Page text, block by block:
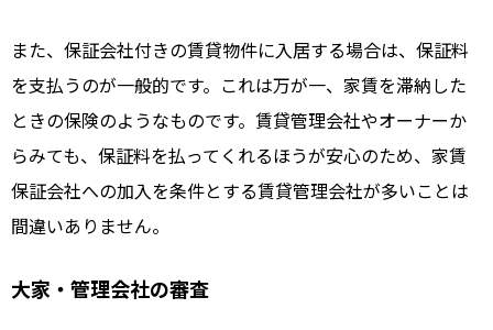
また、保証会社付きの賃貸物件に入居する場合は、保証料
を支払うのが一般的です。これは万が一、家賃を滞納した
ときの保険のようなものです。賃貸管理会社やオーナーか
らみても、保証料を払ってくれるほうが安心のため、家賃
保証会社への加入を条件とする賃貸管理会社が多いことは
間違いありません。
大家・管理会社の審査